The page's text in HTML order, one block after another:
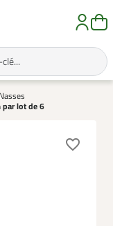
Nasses
par lot de 6
favorite_border